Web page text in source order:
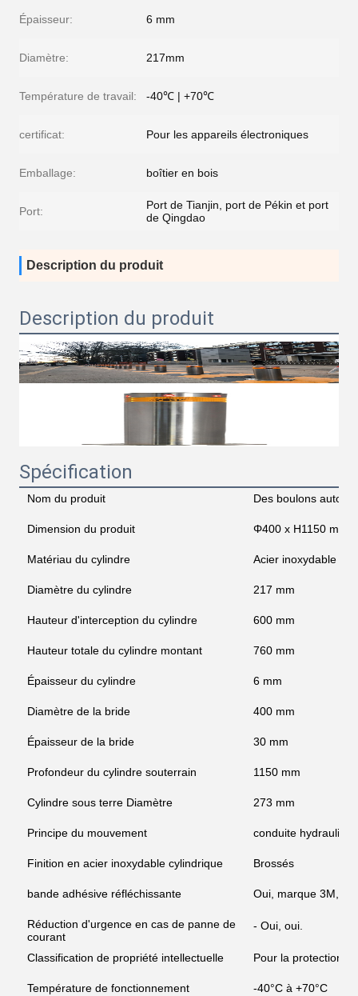
Épaisseur: 6 mm
Diamètre: 217mm
Température de travail: -40℃ | +70℃
certificat: Pour les appareils électroniques
Emballage: boîtier en bois
Port:
Port de Tianjin, port de Pékin et port
de Qingdao
Description du produit
Description du produit
Spécification
Nom du produit Des boulons
Dimension du produit Φ400 x H1150 mm
Matériau du cylindre Acier inoxydable 304
Diamètre du cylindre 217 mm
Hauteur d'interception du cylindre 600 mm
Hauteur totale du cylindre montant 760 mm
Épaisseur du cylindre 6 mm
Diamètre de la bride 400 mm
Épaisseur de la bride 30 mm
Profondeur du cylindre souterrain 1150 mm
Cylindre sous terre Diamètre 273 mm
Principe du mouvement conduite hydraulique
Finition en acier inoxydable cylindrique Brossés
bande adhésive réfléchissante Oui, marque 3M,
Réduction d'urgence en cas de panne de
courant
- Oui, oui.
Classification de propriété intellectuelle Pour la protection
Température de fonctionnement -40°C à +70°C